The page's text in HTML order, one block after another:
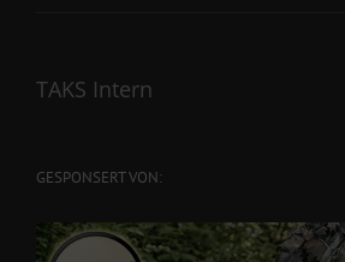
TAKS Intern
GESPONSERT VON: